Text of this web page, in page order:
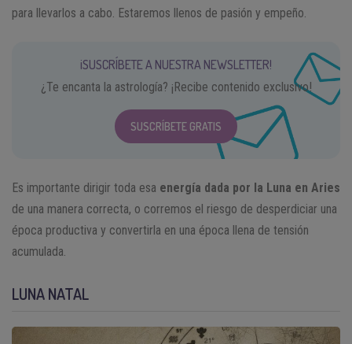
para llevarlos a cabo. Estaremos llenos de pasión y empeño.
¡SUSCRÍBETE A NUESTRA NEWSLETTER!
¿Te encanta la astrología? ¡Recibe contenido exclusivo!
SUSCRÍBETE GRATIS
Es importante dirigir toda esa energía dada por la Luna en Aries
de una manera correcta, o corremos el riesgo de desperdiciar una
época productiva y convertirla en una época llena de tensión
acumulada.
LUNA NATAL